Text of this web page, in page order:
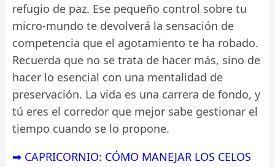
refugio de paz. Ese pequeño control sobre tu
micro-mundo te devolverá la sensación de
competencia que el agotamiento te ha robado.
Recuerda que no se trata de hacer más, sino de
hacer lo esencial con una mentalidad de
preservación. La vida es una carrera de fondo, y
tú eres el corredor que mejor sabe gestionar el
tiempo cuando se lo propone.
➡ CAPRICORNIO: CÓMO MANEJAR LOS CELOS